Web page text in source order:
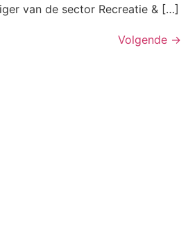
van de sector Recreatie & […]
Volgende →